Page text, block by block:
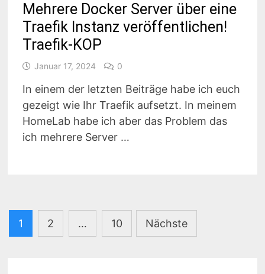
Mehrere Docker Server über eine
Traefik Instanz veröffentlichen!
Traefik-KOP
Januar 17, 2024 0
In einem der letzten Beiträge habe ich euch
gezeigt wie Ihr Traefik aufsetzt. In meinem
HomeLab habe ich aber das Problem das
ich mehrere Server …
Seitennummerierung
der
1 2 … 10 Nächste